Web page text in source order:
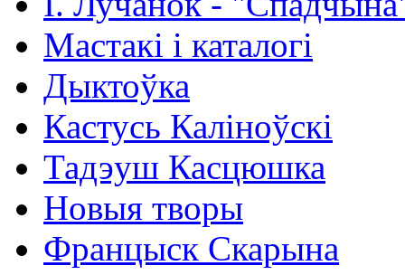
Мастакі i каталогi
Дыктоўка
Кастусь Каліноўскі
Тадэуш Касцюшка
Новыя творы
Францыск Скарына